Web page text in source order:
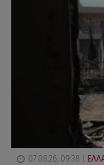
07.08.26, 09:38